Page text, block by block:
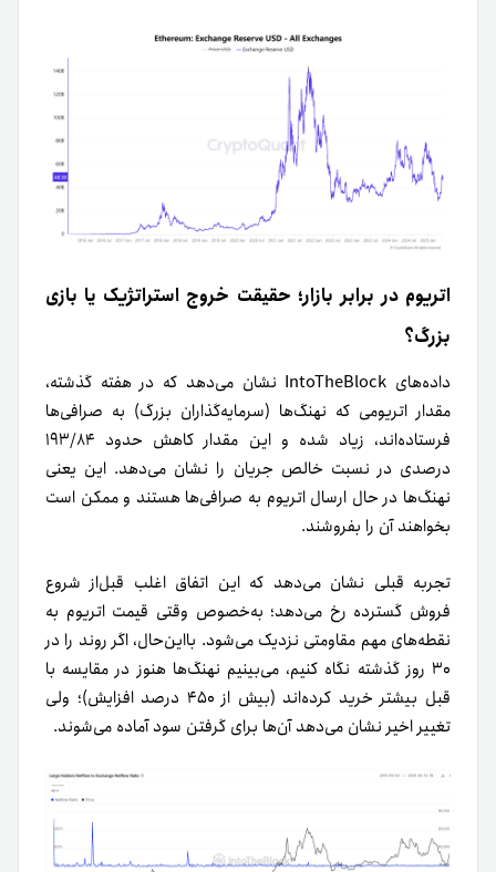
اتریوم در برابر بازار؛ حقیقت خروج استراتژیک یا بازی
بزرگ؟
داده‌های IntoTheBlock نشان می‌دهد که در هفته گذشته،
مقدار اتریومی که نهنگ‌ها (سرمایه‌گذاران بزرگ) به صرافی‌ها
فرستاده‌اند، زیاد شده و این مقدار کاهش حدود ۱۹۳/۸۴
درصدی در نسبت خالص جریان را نشان می‌دهد. این یعنی
نهنگ‌ها در حال ارسال اتریوم به صرافی‌ها هستند و ممکن است
بخواهند آن را بفروشند.
تجربه قبلی نشان می‌دهد که این اتفاق اغلب قبل‌از شروع
فروش گسترده رخ می‌دهد؛ به‌خصوص وقتی قیمت اتریوم به
نقطه‌های مهم مقاومتی نزدیک می‌شود. با‌این‌حال، اگر روند را در
۳۰ روز گذشته نگاه کنیم، می‌بینیم نهنگ‌ها هنوز در مقایسه با
قبل بیشتر خرید کرده‌اند (بیش از ۴۵۰ درصد افزایش)؛ ولی
تغییر اخیر نشان می‌دهد آن‌ها برای گرفتن سود آماده می‌شوند.